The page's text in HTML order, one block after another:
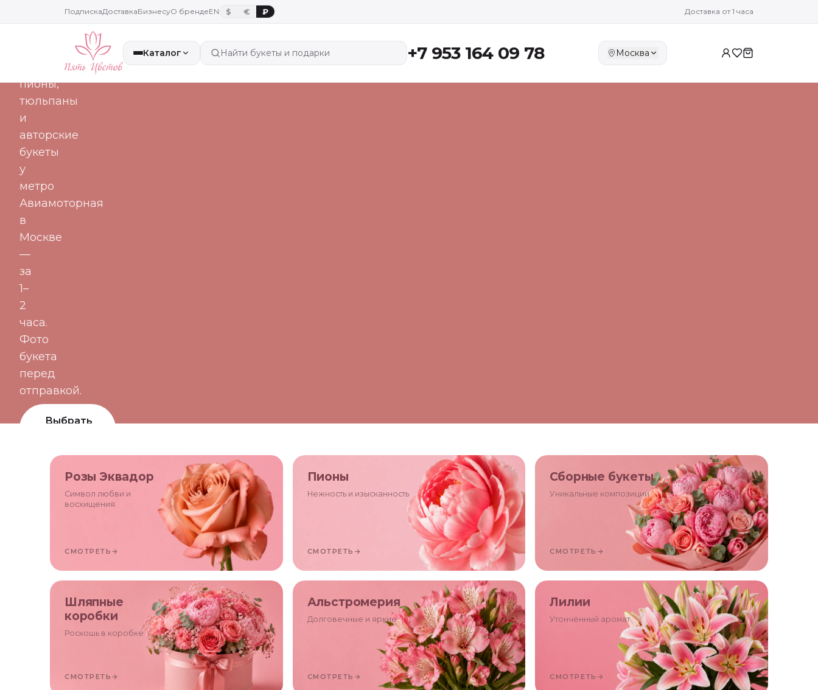
ПодпискаДоставкаБизнесуО брендеEN $ € ₽ Доставка от 1 часа
Каталог Найти букеты и подарки +7 953 164 09 78 Москва
часа
пионы,
тюльпаны
и
авторские
букеты
у
метро
Авиамоторная
в
Москве
—
за
1–
2
часа.
Фото
букета
перед
отправкой.
Выбрать
Цветы по
подписке
Розы Эквадор
Символ любви и
восхищения
СМОТРЕТЬ →
Пионы
Нежность и изысканность
СМОТРЕТЬ →
Сборные букеты
Уникальные композиции
СМОТРЕТЬ →
Шляпные
коробки
Роскошь в коробке
СМОТРЕТЬ →
Альстромерия
Долговечные и яркие
СМОТРЕТЬ →
Лилии
Утончённый аромат
СМОТРЕТЬ →